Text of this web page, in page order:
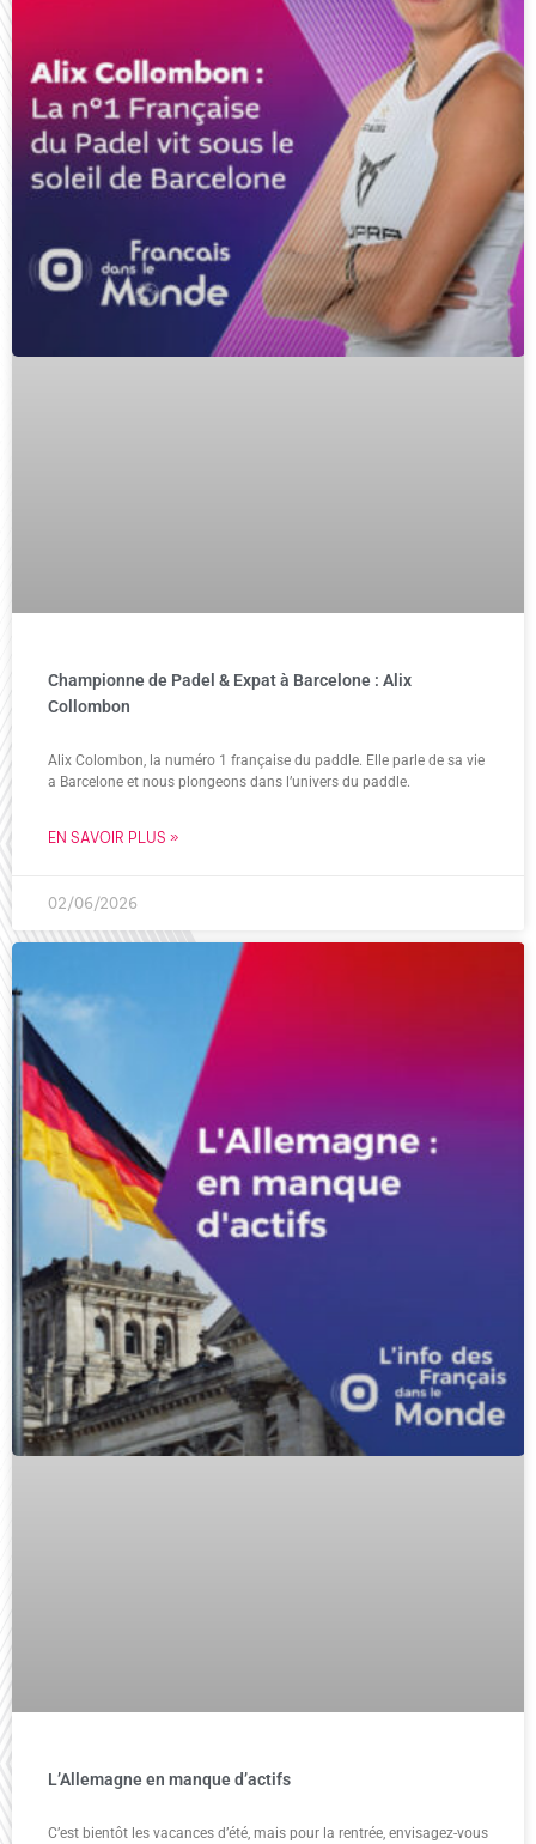
Championne de Padel & Expat à Barcelone : Alix
Collombon
Alix Colombon, la numéro 1 française du paddle. Elle parle de sa vie
a Barcelone et nous plongeons dans l’univers du paddle.
EN SAVOIR PLUS »
02/06/2026
L’Allemagne en manque d’actifs
C’est bientôt les vacances d’été, mais pour la rentrée, envisagez-vous